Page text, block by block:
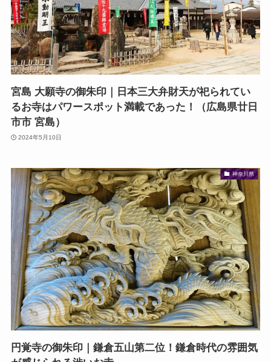
宮島 大願寺の御朱印｜日本三大弁財天が祀られてい
るお寺はパワースポット満載であった！（広島県廿日
市市 宮島）
2024年5月10日
神奈川県
円覚寺の御朱印｜鎌倉五山第二位！鎌倉時代の雰囲気